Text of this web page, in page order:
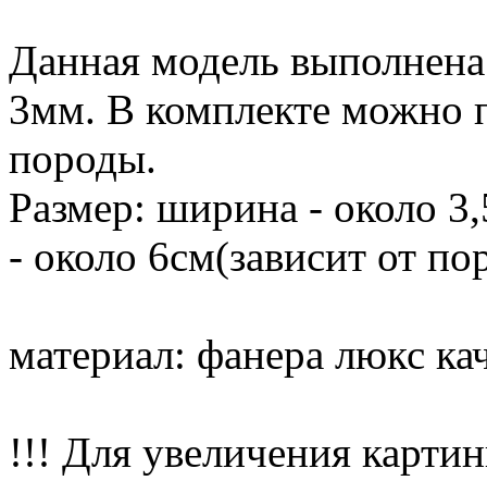
Данная модель
3мм. В комплекте можно
породы.
Размер: ширина - около
- около 6см(зависит от
материал: фанера люкс
!!! Для увеличения